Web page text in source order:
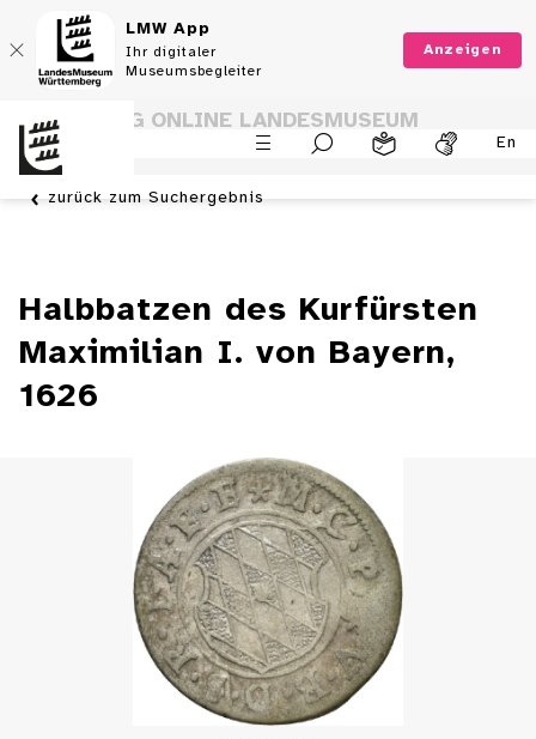
LMW App
Ihr digitaler
Museumsbegleiter
Anzeigen
En
SAMMLUNG ONLINE LANDESMUSEUM
WÜRTTEMBERG
zurück zum Suchergebnis
Halbbatzen des Kurfürsten
Maximilian I. von Bayern,
1626